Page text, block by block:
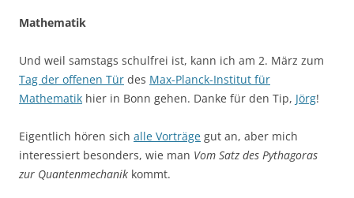
Mathematik
Und weil samstags schulfrei ist, kann ich am 2. März zum
Tag der offenen Tür des Max-Planck-Institut für
Mathematik hier in Bonn gehen. Danke für den Tip, Jörg!
Eigentlich hören sich alle Vorträge gut an, aber mich
interessiert besonders, wie man Vom Satz des Pythagoras
zur Quantenmechanik kommt.